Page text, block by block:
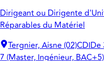
Dirigeant ou Dirigente
Réparables du Matériel
Tergnier, Aisne (02)CDIDe
7 (Master, Ingénieur, BAC+5)